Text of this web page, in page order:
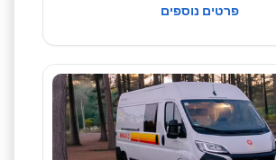
פרטים נוספים